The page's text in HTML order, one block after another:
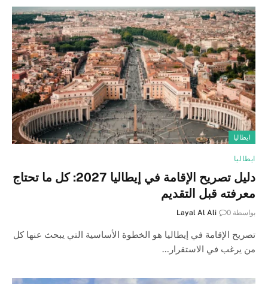
ايطاليا
ايطاليا
دليل تصريح الإقامة في إيطاليا 2027: كل ما تحتاج
معرفته قبل التقديم
بواسطة Layal Al Ali 0
تصريح الإقامة في إيطاليا هو الخطوة الأساسية التي يبحث عنها كل
من يرغب في الاستقرار…